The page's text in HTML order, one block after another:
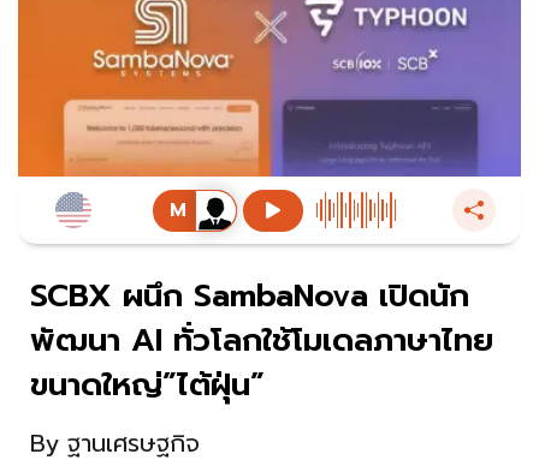
SCBX ผนึก SambaNova เปิดนัก
พัฒนา AI ทั่วโลกใช้โมเดลภาษาไทย
ขนาดใหญ่”ไต้ฝุ่น”
By ฐานเศรษฐกิจ